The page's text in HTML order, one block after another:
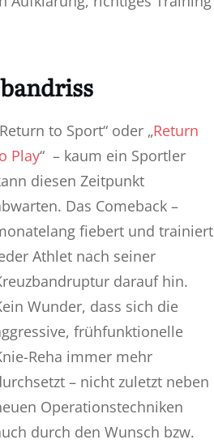
to Sport“ oder „Return
Play“ – kaum ein Sportler
diesen Zeitpunkt
Das Comeback –
fiebert und trainiert
Athlet nach seiner
darauf hin.
Wunder, dass sich die
frühfunktionelle
Reha immer mehr
– nicht zuletzt neben
Operationstechniken
durch den Wunsch bzw.